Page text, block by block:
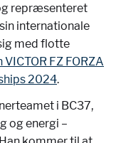
repræsenteret
internationale
med flotte
FZ FORZA
2024.
i BC37,
og energi –